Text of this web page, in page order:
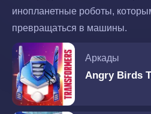
инопланетные роботы,
превращаться в машины.
Аркады
Angry Birds